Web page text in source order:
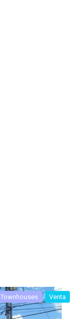
Townhouses Venta